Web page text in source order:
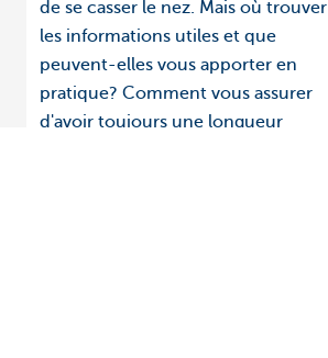
de se casser le nez. Mais où trouver
les informations utiles et que
peuvent-elles vous apporter en
pratique? Comment vous assurer
d'avoir toujours une longueur